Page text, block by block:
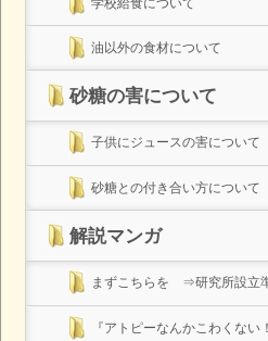
油以外の食材について
砂糖の害について
子供にジュースの害について
砂糖との付き合い方について
解説マンガ
まずこちらを ⇒研究所設立
『アトピーなんかこわくない